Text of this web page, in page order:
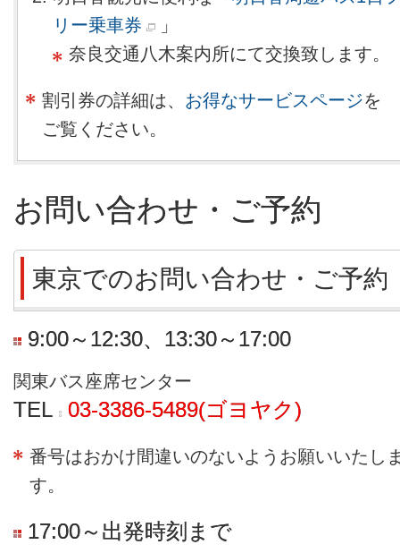
リー乗車券
」
奈良交通八木案内所にて交換致します。
割引券の詳細は、 お得なサービスページを
ご覧ください。
お問い合わせ・ご予約
東京でのお問い合わせ・ご予約
9:00～12:30、13:30～17:00
関東バス座席センター
TEL 03-3386-5489(ゴヨヤク)
番号はおかけ間違いのないようお願いいたし
す。
17:00～出発時刻まで